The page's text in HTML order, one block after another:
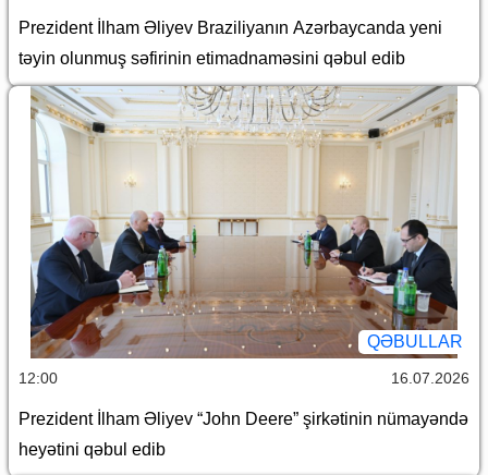
Prezident İlham Əliyev Braziliyanın Azərbaycanda yeni
təyin olunmuş səfirinin etimadnaməsini qəbul edib
QƏBULLAR
12:00 16.07.2026
Prezident İlham Əliyev “John Deere” şirkətinin nümayəndə
heyətini qəbul edib